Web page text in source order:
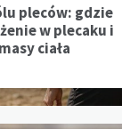
pleców: gdzie
w plecaku i
ciała